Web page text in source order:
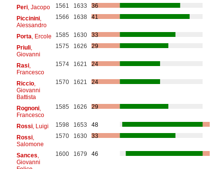
Peri, Jacopo 1561 1633
36
Piccinini,
Alessandro
1566 1638 41
Porta , Ercole 1585 1630
33
Priuli,
Giovanni
1575 1626 29
Rasi,
Francesco
1574 1621 24
Riccio,
Giovanni
Battista
1570 1621 24
Rognoni,
Francesco
1585 1626 29
Rossi, Luigi 1598 1653
48
Rossi,
Salomone
1570 1630 33
Sances
Giovanni
1600 1679 46